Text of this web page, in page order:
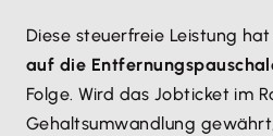
Diese steuerfreie Leistung
auf die
Folge. Wird das Jobticket im
Gehaltsumwandlung